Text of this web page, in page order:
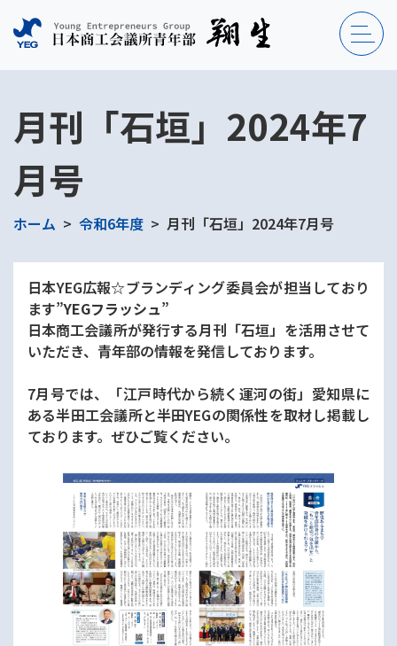
月刊「石垣」2024年7
月号
ホーム 令和6年度 月刊「石垣」2024年7月号
日本YEG広報☆ブランディング委員会が担当しており
ます”YEGフラッシュ”
日本商工会議所が発行する月刊「石垣」を活用させて
いただき、青年部の情報を発信しております。
7月号では、「江戸時代から続く運河の街」愛知県に
ある半田工会議所と半田YEGの関係性を取材し掲載し
ております。ぜひご覧ください。